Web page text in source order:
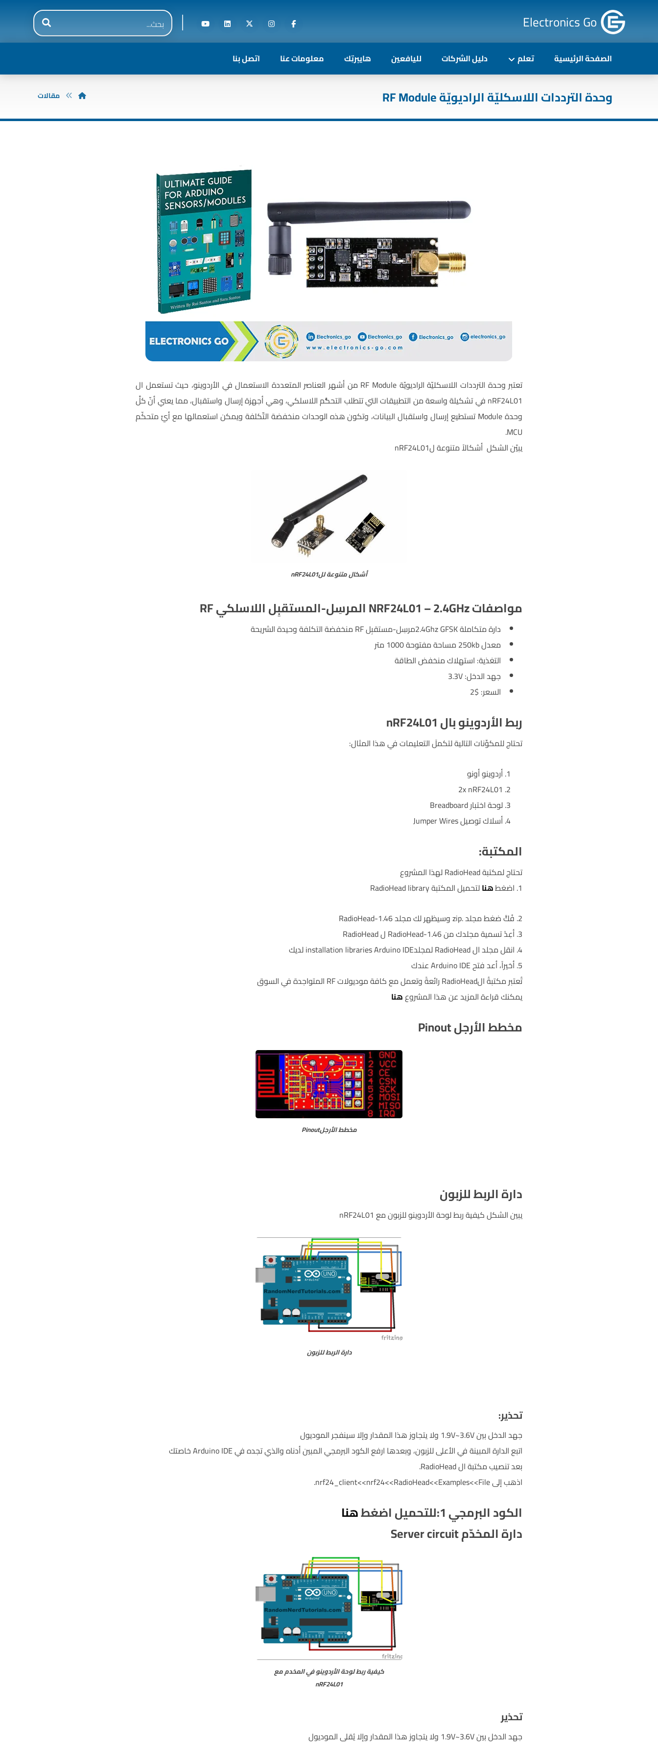
Electronics Go
الصفحة الرئيسية تعلم دليل الشركات لليافعين هايبرتِك معلومات عنا اتصل بنا
وحدة الترددات اللاسكليّة الراديويّة RF Module مقالات
تعتبر وحدة الترددات اللاسكليّة الراديويّة RF Module من أشهر العناصر المتعددة الاستعمال في الأردوينو، حيث تستعمل ال
nRF24L01 في تشكيلة واسعة من التطبيقات التي تتطلب التحكُّم اللاسلكي، وهي أجهزة إرسال واستقبال، مما يعني أنّ كلَّ
وحدة Module تستطيع إرسال واستقبال البيانات، وتكون هذه الوحدات منخفضة التّكلفة ويمكن استعمالها مع أيِّ متحكّم
MCU.
يبيّن الشكل أشكالاً متنوعة لnRF24L01
أشكال متنوعة للnRF24L01
مواصفات NRF24L01 – 2.4GHz المرسِل-المستقبِل اللاسلكي RF
دارة متكاملة 2.4Ghz GFSKمرسِل-مستقبِل RF منخفضة التكلفة وحيدة الشريحة
معدل 250kb مساحة مفتوحة 1000 متر
التغذية: استهلاك منخفض الطاقة
جهد الدخل: 3.3V
السعر: $2
ربط الأردوينو بال nRF24L01
تحتاج للمكوِّنات التالية لتكملَ التعليمات في هذا المثال:
أردوينو أونو
2x nRF24L01
لوحة اختبار Breadboard
أسلاك توصيل Jumper Wires
المكتبة:
تحتاج لمكتبة RadioHead لهذا المشروع
1. اضغط
هنالتحميل المكتبة RadioHead library
2. فُكَّ ضغط مجلد .zip وسيظهر لك مجلد RadioHead-1.46
3. أعِدْ تسمية مجلدك من RadioHead-1.46 ل RadioHead
4. انقل مجلد ال RadioHead لمجلدinstallation libraries Arduino IDE لديك
5. أخيراً، أعد فتح Arduino IDE عندك
تُعتبر مكتبةُ الRadioHead رائعةً وتعمل مع كافة موديولات RF المتواجدة في السوق
يمكنك قراءة المزيد عن هذا المشروعهنا
مخطط الأرجل Pinout
مخطط الأرجلPinout
دارة الربط للزبون
يبين الشكل كيفية ربط لوحة الأردوينو للزبون مع nRF24L01
دارة الربط للزبون
تحذير:
جهد الدخل بين 1.9V~3.6V ولا يتجاوز هذا المقدار وإلا سينفجر الموديول
اتبع الدارة المبينة في الأعلى للزبون، وبعدها ارفع الكود البرمجي المبين أدناه والذي تجده في Arduino IDE خاصتك
بعد تنصيب مكتبة ال RadioHead.
اذهب إلى nrf24_client<<nrf24<<RadioHead<<Examples<<File.
الكود البرمجي 1:للتحميل اضغط
هنا
دارة المخدّم Server circuit
كيفية ربط لوحة الأردوينو في المخدم مع
nRF24L01
تحذير
جهد الدخل بين 1.9V~3.6V ولا يتجاوز هذا المقدار وإلا يُقلى الموديول